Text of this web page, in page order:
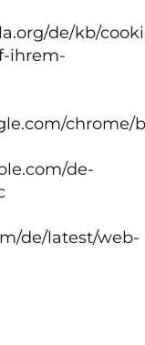
de/kb/
ihrem-
chrome/
de-
de/latest/web-